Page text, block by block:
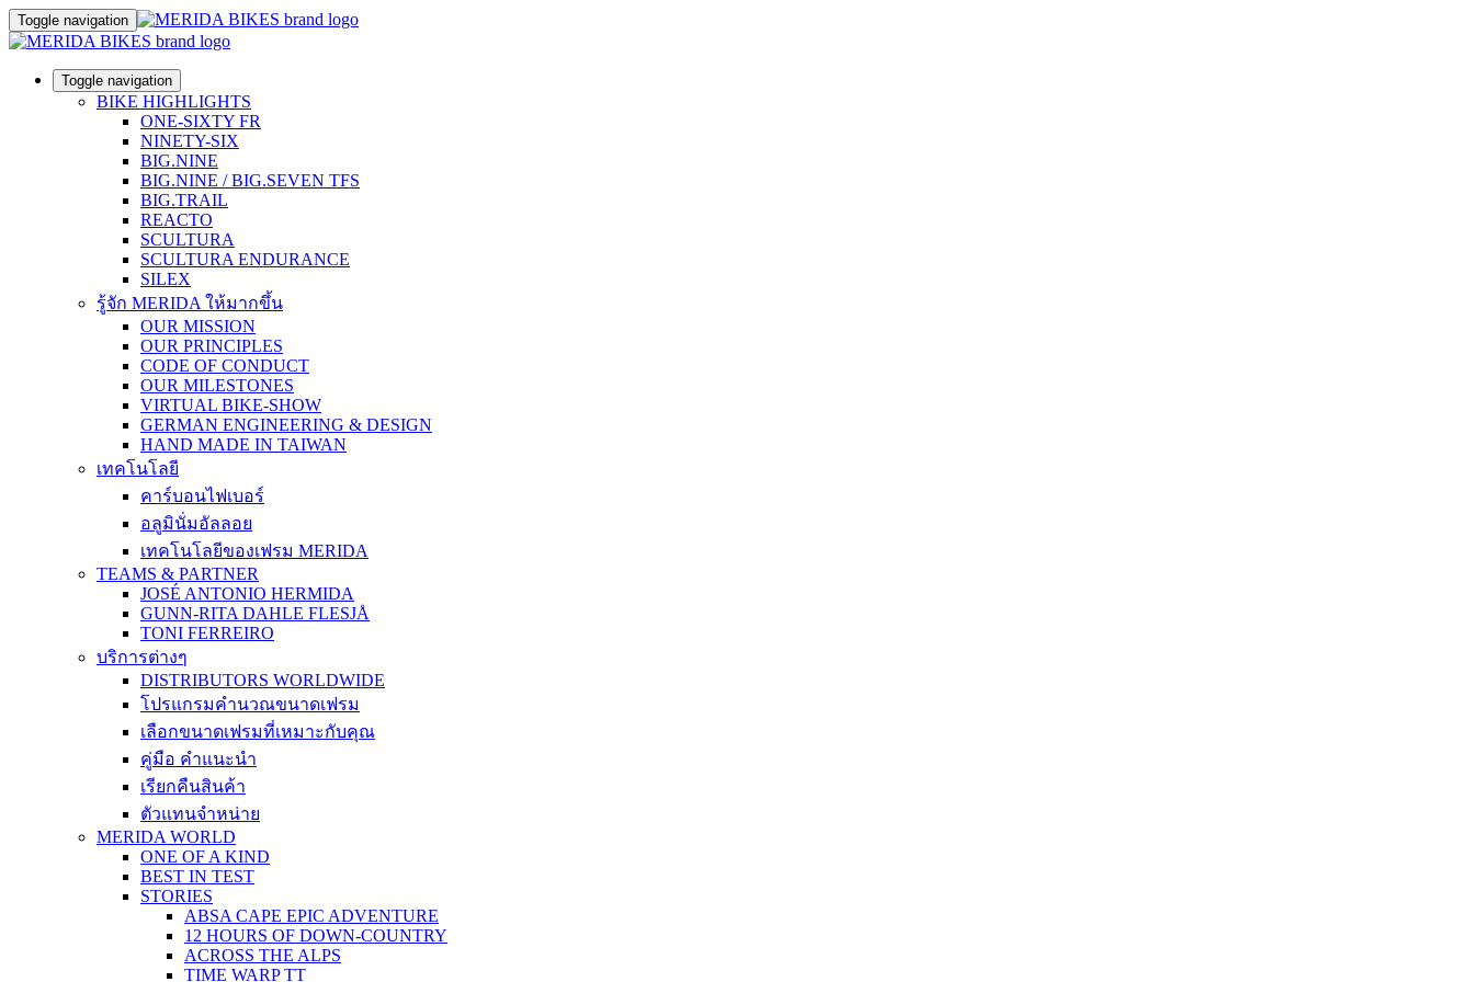
Toggle navigation
Toggle navigation
BIKE HIGHLIGHTS
ONE-SIXTY FR
NINETY-SIX
BIG.NINE
BIG.NINE / BIG.SEVEN TFS
BIG.TRAIL
REACTO
SCULTURA
SCULTURA ENDURANCE
SILEX
รู้จัก MERIDA ให้มากขึ้น
OUR MISSION
OUR PRINCIPLES
CODE OF CONDUCT
OUR MILESTONES
VIRTUAL BIKE-SHOW
GERMAN ENGINEERING & DESIGN
HAND MADE IN TAIWAN
เทคโนโลยี
คาร์บอนไฟเบอร์
อลูมินั่มอัลลอย
เทคโนโลยีของเฟรม MERIDA
TEAMS & PARTNER
JOSÉ ANTONIO HERMIDA
GUNN-RITA DAHLE FLESJÅ
TONI FERREIRO
บริการต่างๆ
DISTRIBUTORS WORLDWIDE
โปรแกรมคำนวณขนาดเฟรม
เลือกขนาดเฟรมที่เหมาะกับคุณ
คู่มือ คำแนะนำ
เรียกคืนสินค้า
ตัวแทนจำหน่าย
MERIDA WORLD
ONE OF A KIND
BEST IN TEST
STORIES
ABSA CAPE EPIC ADVENTURE
12 HOURS OF DOWN-COUNTRY
ACROSS THE ALPS
TIME WARP TT